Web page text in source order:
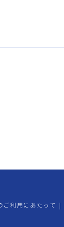
ご利用にあたって |